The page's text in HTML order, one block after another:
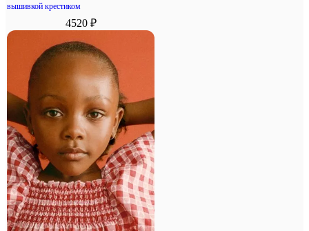
вышивкой крестиком
4520 ₽